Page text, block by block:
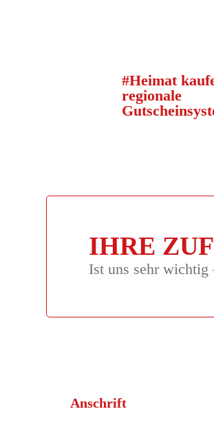
#Heimat
regionale
IHRE
Ist uns sehr wichtig
Anschrift